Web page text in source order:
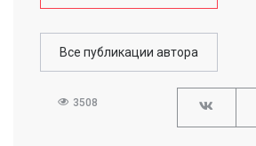
Все публикации автора
3508